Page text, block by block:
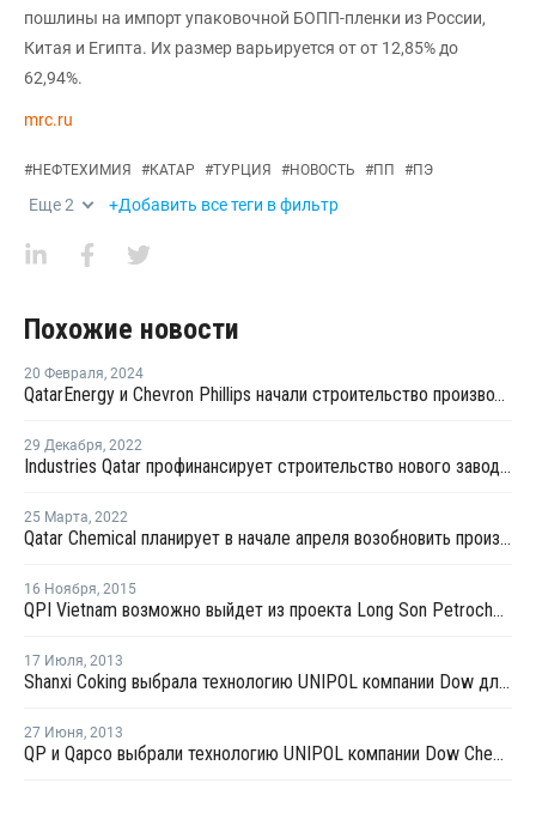
пошлины на импорт упаковочной БОПП-пленки из России,
Китая и Египта. Их размер варьируется от от 12,85% до
62,94%.
mrc.ru
#НЕФТЕХИМИЯ #КАТАР #ТУРЦИЯ #НОВОСТЬ #ПП #ПЭ
Еще2 +Добавить все теги в фильтр
Похожие новости
20 Февраля, 2024
QatarEnergy и Chevron Phillips начали строительство производсто полимеров в Катаре
29 Декабря, 2022
Industries Qatar профинансирует строительство нового завода ПВХ компании Qatar Vinyl Company
25 Марта, 2022
Qatar Chemical планирует в начале апреля возобновить производство ПНД в Катаре
16 Ноября, 2015
QPI Vietnam возможно выйдет из проекта Long Son Petrochemical во Вьетнаме
17 Июля, 2013
Shanxi Coking выбрала технологию UNIPOL компании Dow для производства ПП
27 Июня, 2013
QP и Qapco выбрали технологию UNIPOL компании Dow Chemical для производства ПП